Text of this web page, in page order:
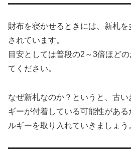
財布を寝かせるときには、新札
されています。
目安としては普段の2～3倍ほど
てください。
なぜ新札なのか？というと、古
ギーが付着している可能性があ
ルギーを取り入れていきましょう